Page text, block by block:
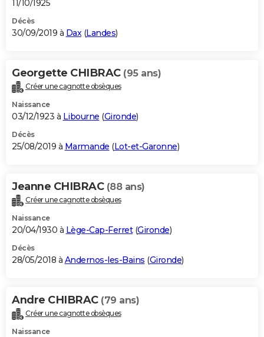
11/10/1925
Décès
30/09/2019 à Dax(Landes)
Georgette CHIBRAC (95 ans)
Créer une cagnotte obsèques
Naissance
03/12/1923 à Libourne (Gironde)
Décès
25/08/2019 à Marmande (Lot-et-Garonne)
Jeanne CHIBRAC (88 ans)
Créer une cagnotte obsèques
Naissance
20/04/1930 à Lège-Cap-Ferret(Gironde)
Décès
28/05/2018 à Andernos-les-Bains (Gironde)
Andre CHIBRAC (79 ans)
Créer une cagnotte obsèques
Naissance